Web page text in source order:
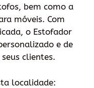
bem como a
móveis. Com
o Estofador
e de
clientes.
localidade: